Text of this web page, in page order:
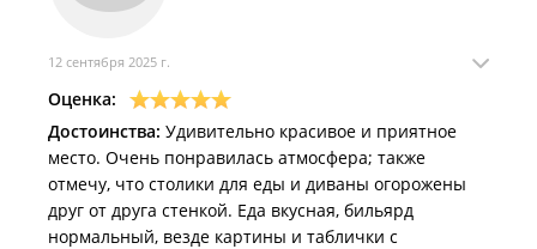
12 сентября 2025 г.
Оценка:
Достоинства: Удивительно красивое и приятное
место. Очень понравилась атмосфера; также
отмечу, что столики для еды и диваны огорожены
друг от друга стенкой. Еда вкусная, бильярд
нормальный, везде картины и таблички с